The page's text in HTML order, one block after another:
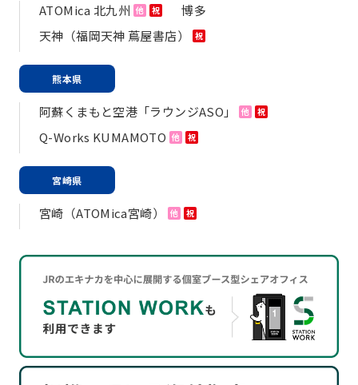
ATOMica 北九州 他 祝
博多
天神（福岡天神 蔦屋書店）
祝
熊本県
阿蘇くまもと空港「ラウンジASO」 他 祝
Q-Works KUMAMOTO 他 祝
宮崎県
宮崎（ATOMica宮崎） 他 祝